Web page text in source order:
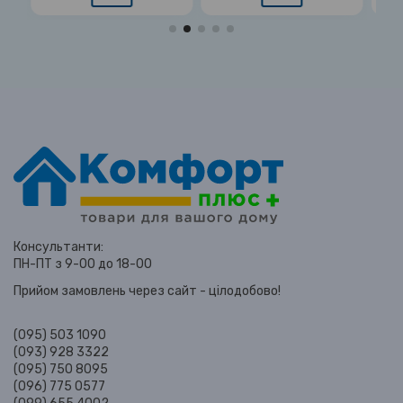
Консультанти:
ПН-ПТ з 9-00 до 18-00
Прийом замовлень через сайт - цілодобово!
(095) 503 1090
(093) 928 3322
(095) 750 8095
(096) 775 0577